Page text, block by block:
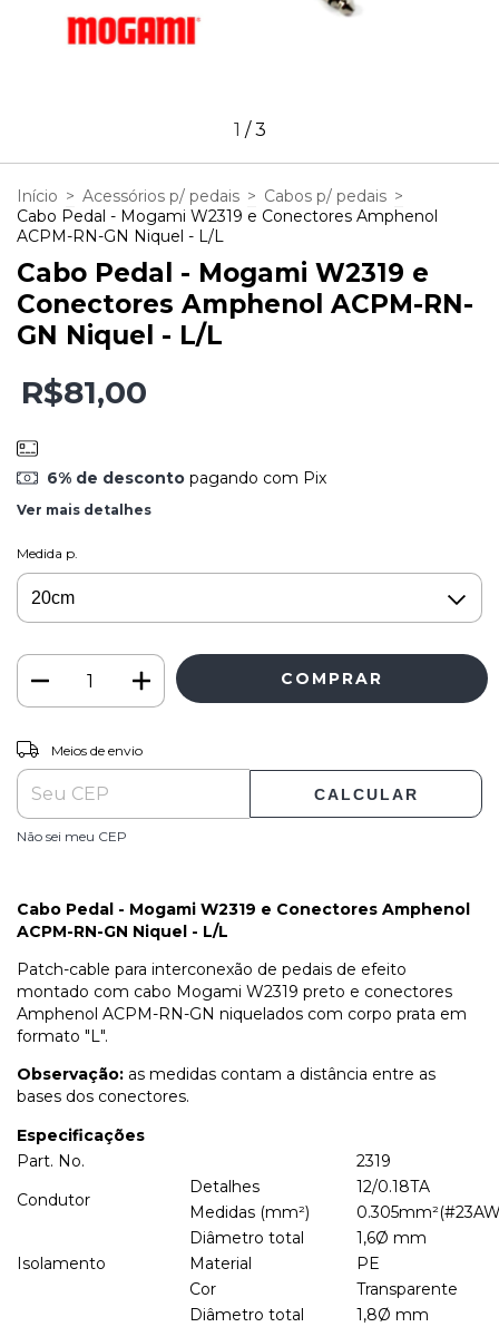
1 /3
Início > Acessórios p/ pedais > Cabos p/ pedais >
Cabo Pedal - Mogami W2319 e Conectores Amphenol
ACPM-RN-GN Niquel - L/L
Cabo Pedal - Mogami W2319 e
Conectores Amphenol ACPM-RN-
GN Niquel - L/L
R$81,00
6% de descontopagando com Pix
Ver mais detalhes
Medida p.
Entregas para o CEP:
Meios de envio
CALCULAR
Não sei meu CEP
Cabo Pedal - Mogami W2319 e Conectores Amphenol
ACPM-RN-GN Niquel - L/L
Patch-cable para interconexão de pedais de efeito
montado com cabo Mogami W2319 preto e conectores
Amphenol ACPM-RN-GN niquelados com corpo prata em
formato "L".
Observação: as medidas contam a distância entre as
bases dos conectores.
Especificações
Part. No.
2319
Condutor
Detalhes
12/0.18TA
Medidas (mm²)
Isolamento
Diâmetro total
1,6Ø mm
Material
PE
Cor
Transparente
Diâmetro total
1,8Ø mm